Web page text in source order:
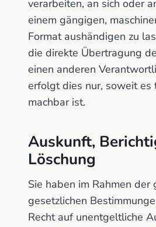
verarbeiten, an sich oder
einem gängigen,
Format aushändigen zu
die direkte Übertragung
einen anderen
erfolgt dies nur, soweit es
machbar ist.
Auskunft,
Löschung
Sie haben im Rahmen der
gesetzlichen
Recht auf unentgeltliche